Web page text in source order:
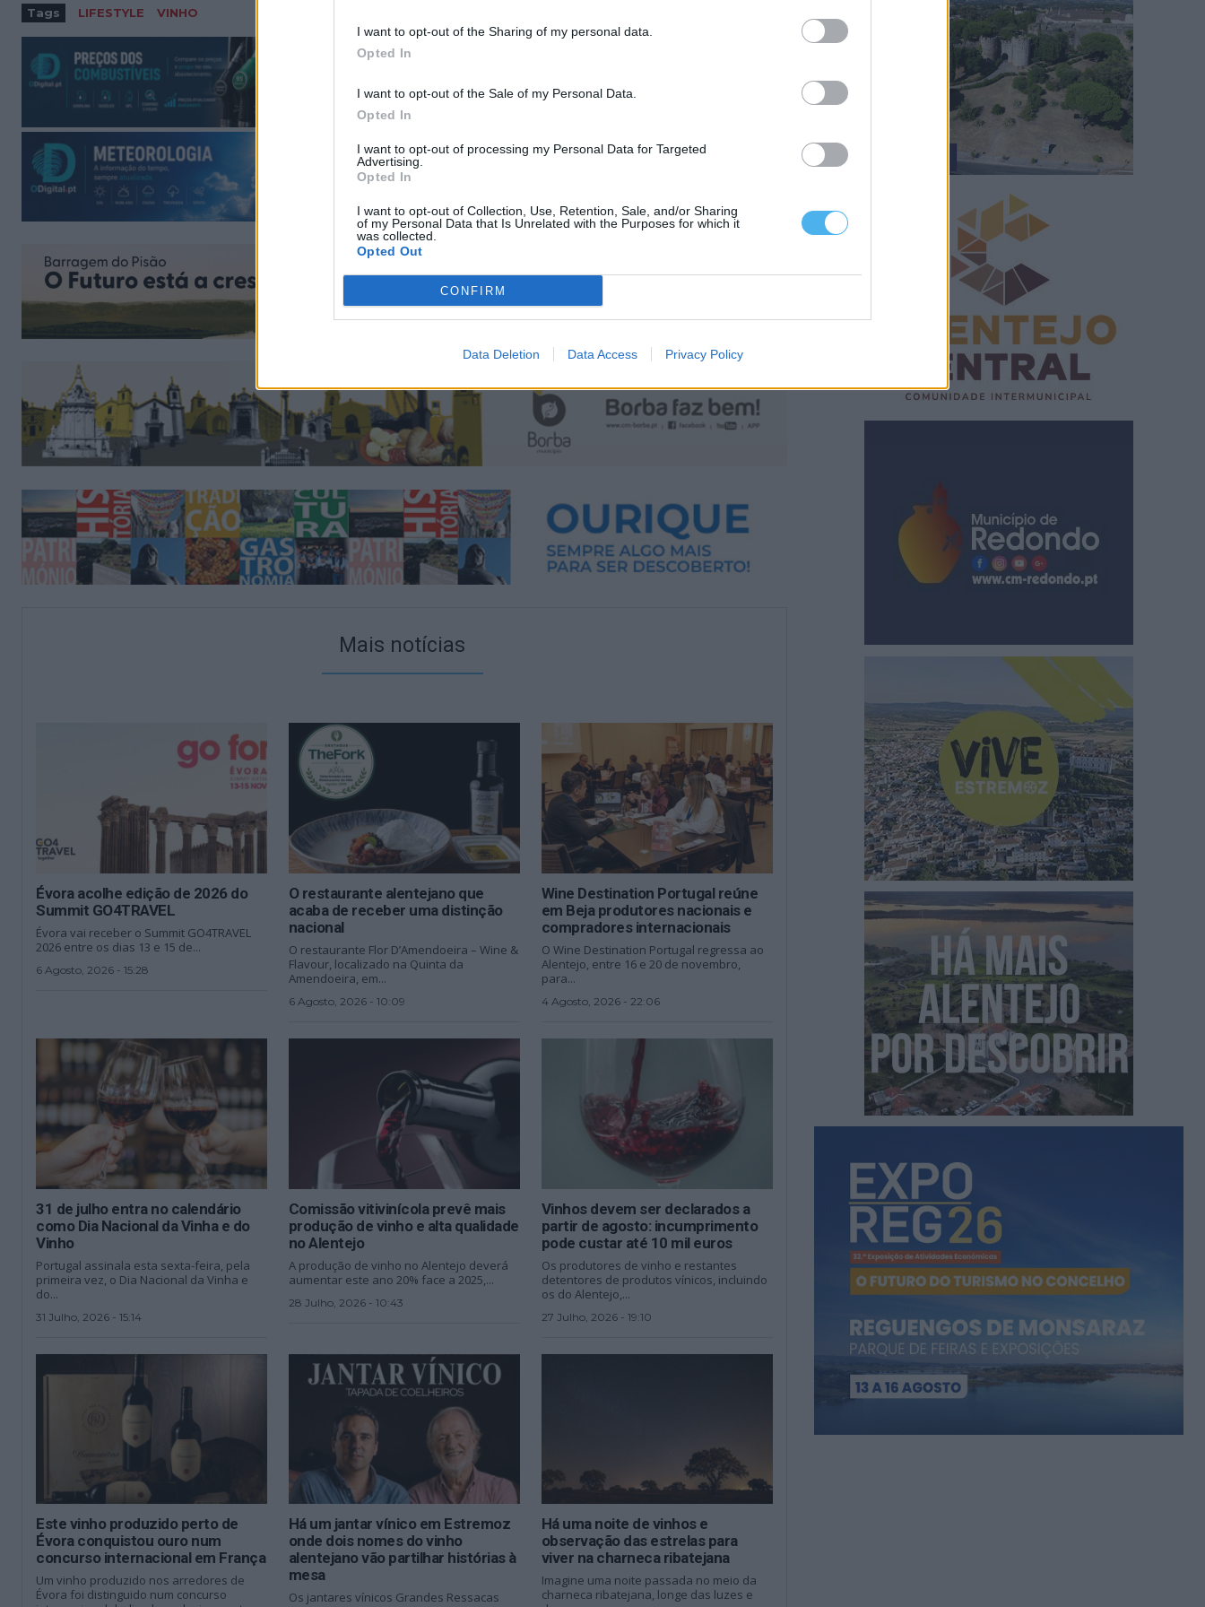
I want to opt-out of the Sharing of my personal data.
Opted In
I want to opt-out of the Sale of my Personal Data.
Opted In
I want to opt-out of processing my Personal Data for Targeted
Advertising.
Opted In
I want to opt-out of Collection, Use, Retention, Sale, and/or Sharing
of my Personal Data that Is Unrelated with the Purposes for which it
was collected.
Opted Out
CONFIRM
Data Deletion Data Access Privacy Policy
Tags LIFESTYLE VINHO
Mais notícias
Évora acolhe edição de 2026 do
Summit GO4TRAVEL
Évora vai receber o Summit GO4TRAVEL
2026 entre os dias 13 e 15 de...
6 Agosto, 2026 - 15:28
O restaurante alentejano que
acaba de receber uma distinção
nacional
O restaurante Flor D’Amendoeira – Wine &
Flavour, localizado na Quinta da
Amendoeira, em...
6 Agosto, 2026 - 10:09
Wine Destination Portugal reúne
em Beja produtores nacionais e
compradores internacionais
O Wine Destination Portugal regressa ao
Alentejo, entre 16 e 20 de novembro,
para...
4 Agosto, 2026 - 22:06
31 de julho entra no calendário
como Dia Nacional da Vinha e do
Vinho
Portugal assinala esta sexta-feira, pela
primeira vez, o Dia Nacional da Vinha e
do...
31 Julho, 2026 - 15:14
Comissão vitivinícola prevê mais
produção de vinho e alta qualidade
no Alentejo
A produção de vinho no Alentejo deverá
aumentar este ano 20% face a 2025,...
28 Julho, 2026 - 10:43
Vinhos devem ser declarados a
partir de agosto: incumprimento
pode custar até 10 mil euros
Os produtores de vinho e restantes
detentores de produtos vínicos, incluindo
os do Alentejo,...
27 Julho, 2026 - 19:10
Este vinho produzido perto de
Évora conquistou ouro num
concurso internacional em França
Um vinho produzido nos arredores de
Évora foi distinguido num concurso
Há um jantar vínico em Estremoz
onde dois nomes do vinho
alentejano vão partilhar histórias à
mesa
Os jantares vínicos Grandes Ressacas
Há uma noite de vinhos e
observação das estrelas para
viver na charneca ribatejana
Imagine uma noite passada no meio da
charneca ribatejana, longe das luzes e